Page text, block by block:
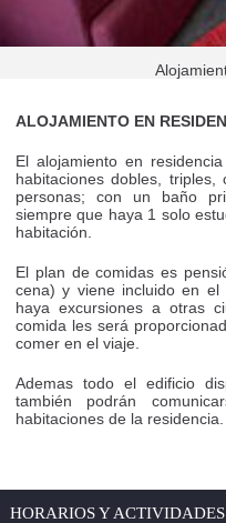
ALOJAMIENTO EN
El alojamiento en
habitaciones dobles,
personas; con un baño
siempre que haya 1 solo
habitación.
El plan de comidas es
cena) y viene incluido en
haya excursiones a otras
comida les será
comer en el viaje.
Ademas todo el edificio
también podrán
habitaciones de la residencia.
HORARIOS Y ACTIVIDADES